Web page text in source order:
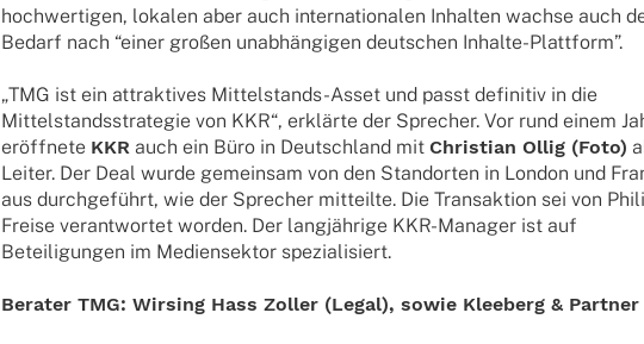
hoch­wer­ti­gen, loka­len aber auch inter­na­tio­na­len Inhal­ten wachse auch
Bedarf nach “einer großen unab­hän­gi­gen deut­schen Inhalte-Plattform”.
„TMG ist ein attrak­ti­ves Mittel­­stands-Asset und passt defi­ni­tiv in die
Mittel­stands­stra­te­gie von KKR“, erklärte der Spre­cher. Vor rund einem
eröff­nete KKRauch ein Büro in Deutsch­land mit Chris­tian Ollig (Foto)
Leiter. Der Deal wurde gemein­sam von den Stand­or­ten in London und
aus durch­ge­führt, wie der Spre­cher mitteilte. Die Trans­ak­tion sei von
Freise verant­wor­tet worden. Der lang­jäh­rige KKR-Mana­­ger ist auf
Betei­li­gun­gen im Medi­en­sek­tor spezialisiert.
Bera­ter TMG: Wirsing Hass Zoller (Legal), sowie Klee­berg & Part­ner